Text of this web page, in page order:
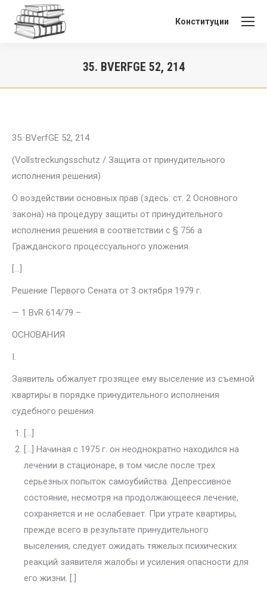
Конституции
35. BVERFGE 52, 214
35. BVerfGE 52, 214
(Vollstreckungsschutz / Защита от принудительного
исполнения решения)
О воздействии основных прав (здесь: ст. 2 Основного
закона) на про­цедуру защиты от принудительного
исполнения решения в соответствии с § 756 а
Гражданского процессуального уложения.
[…]
Решение Первого Сената от 3 октября 1979 г.
— 1 BvR 614/79 –
ОСНОВАНИЯ
I.
Заявитель обжалует грозящее ему выселение из съемной
квартиры в порядке принудительного исполнения
судебного решения.
[…]
[…] Начиная с 1975 г. он неоднократно находился на
лечении в ста­ционаре, в том числе после трех
серьезных попыток самоубийства. Депрес­сивное
состояние, несмотря на продолжающееся лечение,
сохраняется и не ослабевает. При утрате квартиры,
прежде всего в результате прину­дительного
выселения, следует ожидать тяжелых психических
реакций заявителя жалобы и усиления опасности для
его жизни. [.]